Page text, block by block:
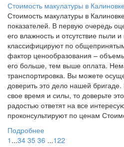
Стоимость макулатуры в Калиновке
Стоимость макулатуры в
показателей. В первую очередь
его влажность и отсутствие пыли
классифицируют по
фактор ценообразования –
его больше, тем выше оплата.
транспортировка. Вы можете
доверить это дело нашей бригаде.
свое время и силы, то доверьте
радостью ответят на все
проконсультируют по ценам
Подробнее
1 ...34 35 36 ...122